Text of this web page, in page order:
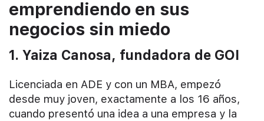
emprendiendo en sus
negocios sin miedo
1. Yaiza Canosa, fundadora de GOI
Licenciada en ADE y con un MBA, empezó
desde muy joven, exactamente a los 16 años,
cuando presentó una idea a una empresa y la